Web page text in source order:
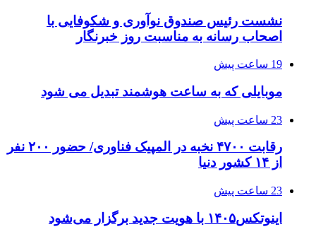
نشست رئیس صندوق نوآوری و شکوفایی با
اصحاب رسانه به مناسبت روز خبرنگار
19 ساعت پیش
موبایلی که به ساعت هوشمند تبدیل می شود
23 ساعت پیش
رقابت ۴۷۰۰ نخبه در المپیک فناوری/ حضور ۲۰۰ نفر
از ۱۴ کشور دنیا
23 ساعت پیش
اینوتکس۱۴۰۵ با هویت جدید برگزار می‌شود